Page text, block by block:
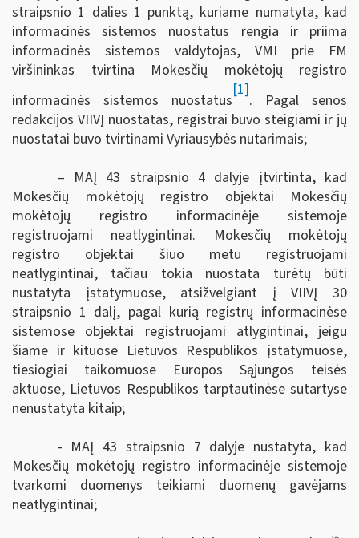
straipsnio 1 dalies 1 punktą, kuriame numatyta, kad
informacinės sistemos nuostatus rengia ir priima
informacinės sistemos valdytojas, VMI prie FM
viršininkas tvirtina Mokesčių mokėtojų registro
informacinės sistemos nuostatus
[1]
. Pagal senos
redakcijos VIIVĮ nuostatas, registrai buvo steigiami ir jų
nuostatai buvo tvirtinami Vyriausybės nutarimais;
– MAĮ 43 straipsnio 4 dalyje įtvirtinta, kad
Mokesčių mokėtojų registro objektai Mokesčių
mokėtojų registro informacinėje sistemoje
registruojami neatlygintinai. Mokesčių mokėtojų
registro objektai šiuo metu registruojami
neatlygintinai, tačiau tokia nuostata turėtų būti
nustatyta įstatymuose, atsižvelgiant į VIIVĮ 30
straipsnio 1 dalį, pagal kurią registrų informacinėse
sistemose objektai registruojami atlygintinai, jeigu
šiame ir kituose Lietuvos Respublikos įstatymuose,
tiesiogiai taikomuose Europos Sąjungos teisės
aktuose, Lietuvos Respublikos tarptautinėse sutartyse
nenustatyta kitaip;
- MAĮ 43 straipsnio 7 dalyje nustatyta, kad
Mokesčių mokėtojų registro informacinėje sistemoje
tvarkomi duomenys teikiami duomenų gavėjams
neatlygintinai;